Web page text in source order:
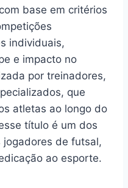
base em critérios
individuais,
e impacto no
por treinadores,
que
atletas ao longo do
título é um dos
jogadores de futsal,
ao esporte.